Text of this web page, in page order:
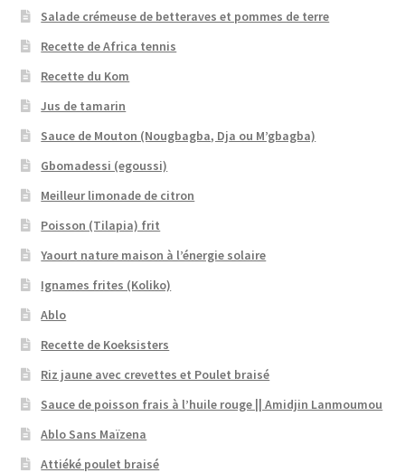
Salade crémeuse de betteraves et pommes de terre
Recette de Africa tennis
Recette du Kom
Jus de tamarin
Sauce de Mouton (Nougbagba, Dja ou M’gbagba)
Gbomadessi (egoussi)
Meilleur limonade de citron
Poisson (Tilapia) frit
Yaourt nature maison à l’énergie solaire
Ignames frites (Koliko)
Ablo
Recette de Koeksisters
Riz jaune avec crevettes et Poulet braisé
Sauce de poisson frais à l’huile rouge || Amidjin Lanmoumou
Ablo Sans Maïzena
Attiéké poulet braisé